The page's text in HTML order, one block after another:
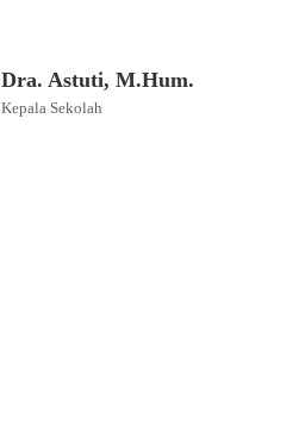
Dra. Astuti, M.Hum.
Kepala Sekolah